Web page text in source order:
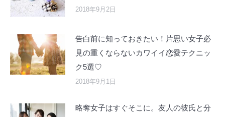
2018年9月2日
告白前に知っておきたい！片思い女子必
見の重くならないカワイイ恋愛テクニッ
ク5選♡
2018年9月1日
略奪女子はすぐそこに。友人の彼氏と分